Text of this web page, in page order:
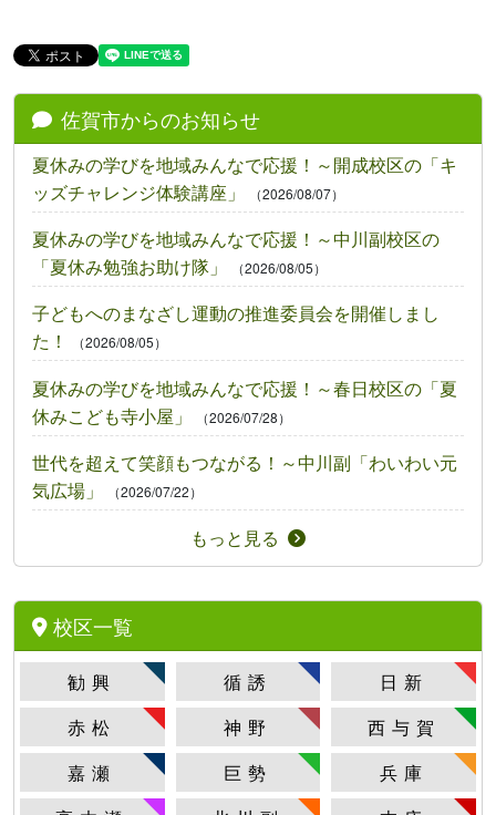
佐賀市からのお知らせ
夏休みの学びを地域みんなで応援！～開成校区の「キ
ッズチャレンジ体験講座」
（2026/08/07）
夏休みの学びを地域みんなで応援！～中川副校区の
「夏休み勉強お助け隊」
（2026/08/05）
子どもへのまなざし運動の推進委員会を開催しまし
た！
（2026/08/05）
夏休みの学びを地域みんなで応援！～春日校区の「夏
休みこども寺小屋」
（2026/07/28）
世代を超えて笑顔もつながる！～中川副「わいわい元
気広場」
（2026/07/22）
もっと見る
校区一覧
勧興 循誘
日新
赤松
神野
西与賀
嘉瀬
巨勢
兵庫